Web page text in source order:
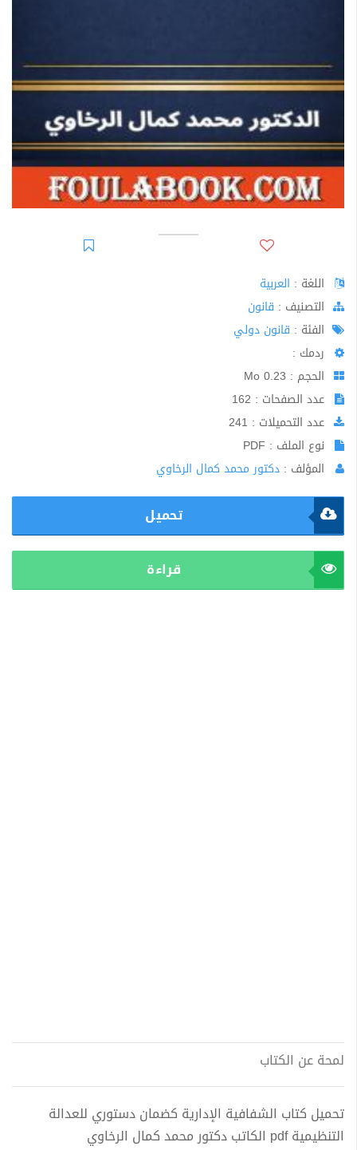
اللغة : العربية
اﻟﺘﺼﻨﻴﻒ : قانون
الفئة : قانون دولي
ردمك :
الحجم : 0.23 Mo
عدد الصفحات : 162
عدد التحميلات : 241
نوع الملف : PDF
المؤلف : دكتور محمد كمال الرخاوي
تحميل
قراءة
لمحة عن الكتاب
تحميل كتاب الشفافية الإدارية كضمان دستوري للعدالة
التنظيمية pdf الكاتب دكتور محمد كمال الرخاوي